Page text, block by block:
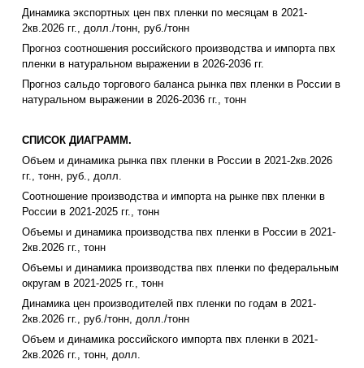
Динамика экспортных цен пвх пленки по месяцам в 2021-
2кв.2026 гг., долл./тонн, руб./тонн
Прогноз соотношения российского производства и импорта пвх
пленки в натуральном выражении в 2026-2036 гг.
Прогноз сальдо торгового баланса рынка пвх пленки в России в
натуральном выражении в 2026-2036 гг., тонн
СПИСОК ДИАГРАММ.
Объем и динамика рынка пвх пленки в России в 2021-2кв.2026
гг., тонн, руб., долл.
Соотношение производства и импорта на рынке пвх пленки в
России в 2021-2025 гг., тонн
Объемы и динамика производства пвх пленки в России в 2021-
2кв.2026 гг., тонн
Объемы и динамика производства пвх пленки по федеральным
округам в 2021-2025 гг., тонн
Динамика цен производителей пвх пленки по годам в 2021-
2кв.2026 гг., руб./тонн, долл./тонн
Объем и динамика российского импорта пвх пленки в 2021-
2кв.2026 гг., тонн, долл.